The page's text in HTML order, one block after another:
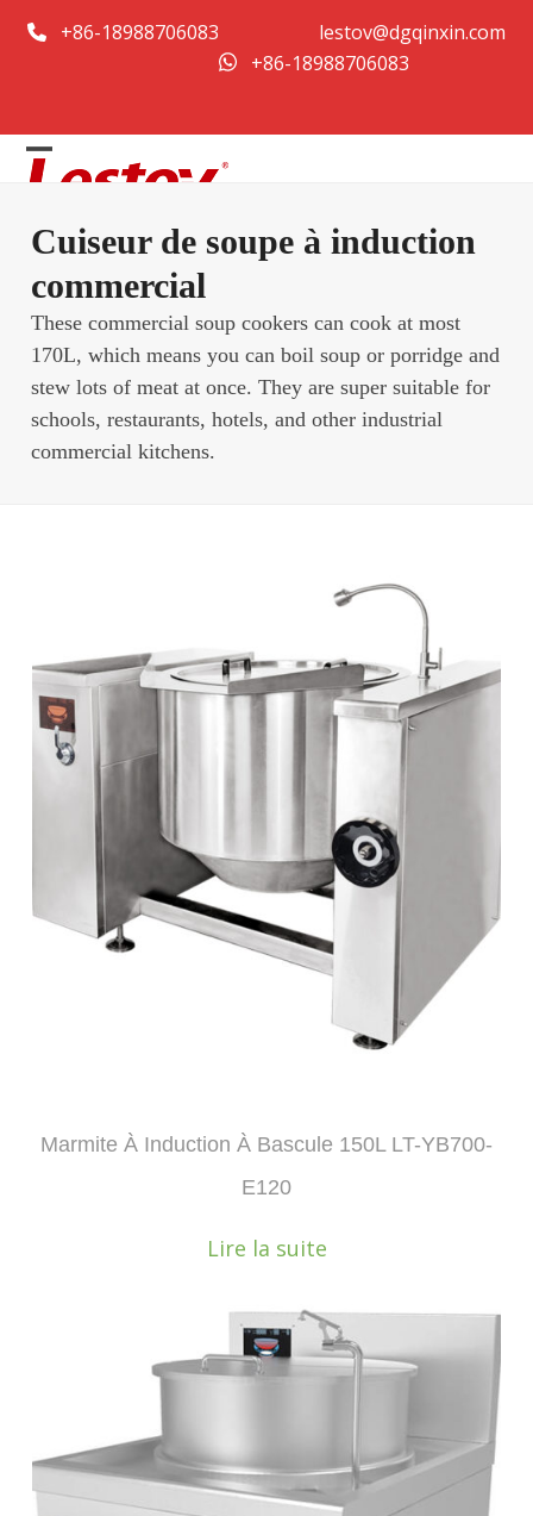
+86-18988706083
lestov@dgqinxin.com
+86-18988706083
Open
menu
Close
menu
Cuiseur de soupe à induction
commercial
These commercial soup cookers can cook at most
170L, which means you can boil soup or porridge and
stew lots of meat at once. They are super suitable for
schools, restaurants, hotels, and other industrial
commercial kitchens.
Marmite À Induction À Bascule 150L LT-YB700-
E120
Lire la suite